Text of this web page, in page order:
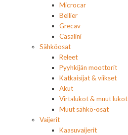
Microcar
Bellier
Grecav
Casalini
Sähköosat
Releet
Pyyhkijän moottorit
Katkaisijat & viikset
Akut
Virtalukot & muut lukot
Muut sähkö-osat
Vaijerit
Kaasuvaijerit